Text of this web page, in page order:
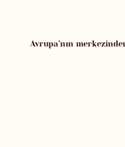
Avrupa’nın